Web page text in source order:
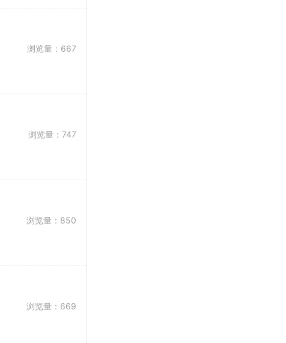
浏览量：667
浏览量：747
浏览量：850
浏览量：669